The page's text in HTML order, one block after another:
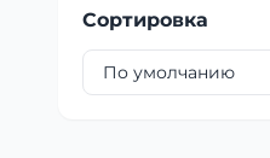
Сортировка